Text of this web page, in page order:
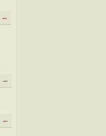
–
–
–